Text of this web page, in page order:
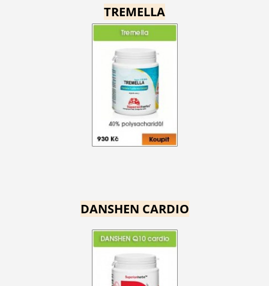
TREMELLA
DANSHEN CARDIO